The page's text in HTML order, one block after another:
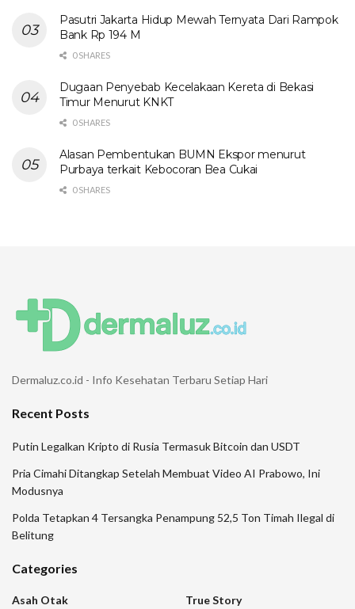
Pasutri Jakarta Hidup Mewah Ternyata Dari Rampok
Bank Rp 194 M
0 SHARES
Dugaan Penyebab Kecelakaan Kereta di Bekasi
Timur Menurut KNKT
0 SHARES
Alasan Pembentukan BUMN Ekspor menurut
Purbaya terkait Kebocoran Bea Cukai
0 SHARES
Dermaluz.co.id - Info Kesehatan Terbaru Setiap Hari
Recent Posts
Putin Legalkan Kripto di Rusia Termasuk Bitcoin dan USDT
Pria Cimahi Ditangkap Setelah Membuat Video AI Prabowo, Ini
Modusnya
Polda Tetapkan 4 Tersangka Penampung 52,5 Ton Timah Ilegal di
Belitung
Categories
Asah Otak True Story